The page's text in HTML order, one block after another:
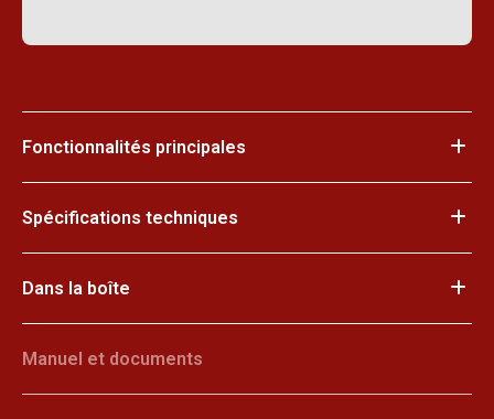
Fonctionnalités principales
Spécifications techniques
Dans la boîte
Manuel et documents